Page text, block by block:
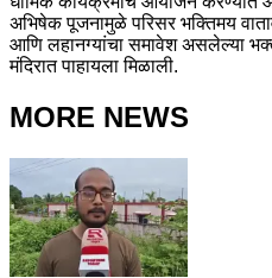
अभिषेक पूजनामुळे परिसर भक्तिमय
आणि लहानग्यांचा समावेश असलेल्या
मंदिरात पाहायला मिळाली.
MORE NEWS